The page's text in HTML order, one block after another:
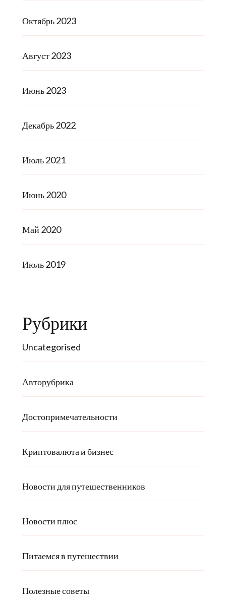
Октябрь 2023
Август 2023
Июнь 2023
Декабрь 2022
Июль 2021
Июнь 2020
Май 2020
Июль 2019
Рубрики
Uncategorised
Авторубрика
Достопримечательности
Криптовалюта и бизнес
Новости для путешественников
Новости плюс
Питаемся в путешествии
Полезные советы